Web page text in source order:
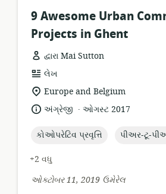
9 Awesome Urban
Projects in Ghent
દ્વારા Mai Sutton
સંસાધન
બંધારણ:
લેખ
સુસંગતતા
સ્થાન:
Europe and Belgium
ભાષા:અંગ્રેજી .
પ્રકાશન
ઓગસ્ટ 2017
topic:
કોઓપરેટિવ પ્રવૃત્તિ topic:
પીઅર-ટૂ-
+2 વધુ
ઓક્ટોબર 11, 2019 ઉમેરેલ